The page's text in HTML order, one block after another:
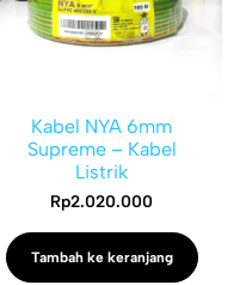
Kabel NYA 6mm
Supreme – Kabel
Listrik
Rp2.020.000
Tambah ke keranjang